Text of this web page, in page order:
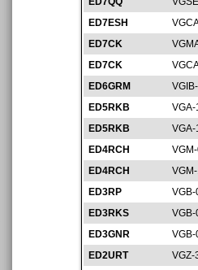
ED7ESH
ED7CK
ED7CK
ED6GRM
ED5RKB
ED5RKB
ED4RCH
ED4RCH
ED3RP
VGB-
ED3RKS
ED3GNR
ED2URT
VGZ-